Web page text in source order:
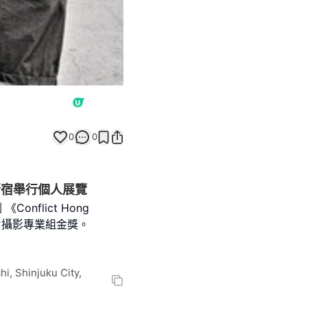
0 0
舉行個人展覽
《Conflict Hong
影專業組金獎。
Shinjuku City,